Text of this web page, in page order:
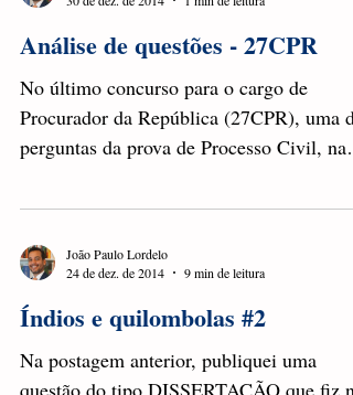
30 de dez. de 2014
1 min de leitura
Análise de questões - 27CPR
Procurador da República (27CPR), uma
perguntas da prova de Processo Civil, na
segunda fase, era a...
24 de dez. de 2014
9 min de leitura